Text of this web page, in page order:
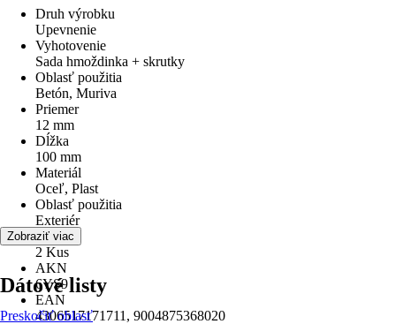
Druh výrobku
Upevnenie
Vyhotovenie
Sada hmoždinka + skrutky
Oblasť použitia
Betón, Muriva
Priemer
12 mm
Dĺžka
100 mm
Materiál
Oceľ, Plast
Oblasť použitia
Exteriér
Obsah
2 Kus
AKN
6YS9
EAN
4306517171711, 9004875368020
Zobraziť viac
Dátové listy
Preskočiť oblasť